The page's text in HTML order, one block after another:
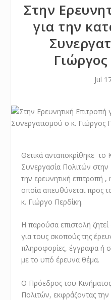
Στην
για την
Jul
Θετικά ανταποκρίθηκε το
Συνεργασία Πολιτών
την ερευνητική επιτροπή
οποία απευθύνεται προς
κ. Γιώργο Περδίκη.
Η παρούσα επιστολή
για τους σκοπούς της
πληροφορίες, έγγραφα ή
με το υπό έρευνα θέμα.
Ο Πρόεδρος του
Πολιτών, εκφράζοντας